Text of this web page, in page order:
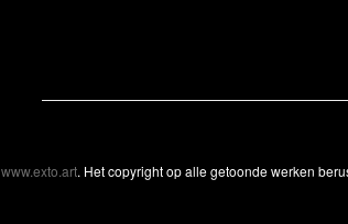
www.exto.art. Het copyright op alle getoonde werken